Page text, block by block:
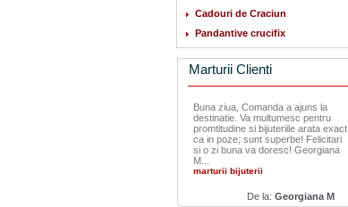
Cadouri de Craciun
Pandantive crucifix
Marturii Clienti
Buna ziua, Comanda a ajuns la
destinatie. Va multumesc pentru
promtitudine si bijuteriile arata exact
ca in poze; sunt superbe! Felicitari
si o zi buna va doresc! Georgiana
M...
marturii bijuterii
De la: Georgiana M